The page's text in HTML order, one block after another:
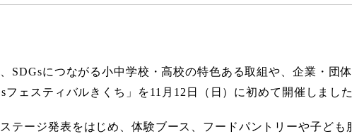
SDGsにつながる小中学校・高校の特色ある取組や、企業・団
フェスティバルきくち」を11月12日（日）に初めて開催しました
テージ発表をはじめ、体験ブース、フードパントリーや子ど